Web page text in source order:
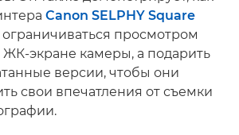
Canon SELPHY Square
просмотром
экране камеры, а подарить
версии, чтобы они
свои впечатления от съемки